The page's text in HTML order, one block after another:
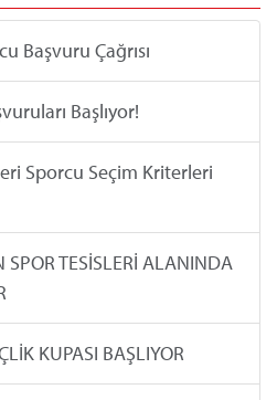
Başvuru Çağrısı
Başlıyor!
Sporcu Seçim Kriterleri
SPOR TESİSLERİ ALANINDA
KUPASI BAŞLIYOR